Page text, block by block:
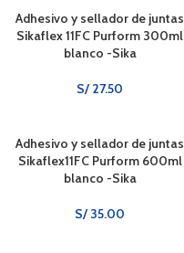
Adhesivo y sellador de juntas
Sikaflex 11FC Purform 300ml
blanco -Sika
S/ 27.50
AGOTA
DO
Adhesivo y sellador de juntas
Sikaflex11FC Purform 600ml
blanco -Sika
S/ 35.00